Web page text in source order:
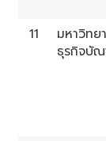
11
มหาวิทย
ธุรกิจบั